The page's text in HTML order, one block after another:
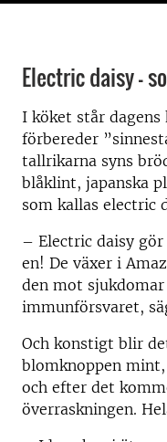
Electric daisy –
I köket står dagens
förbereder
tallrikarna syns
blåklint, japanska
som kallas electric
– Electric daisy
en! De växer i
den mot
immunförsvaret,
Och konstigt blir
blomknoppen
och efter det
överraskningen.